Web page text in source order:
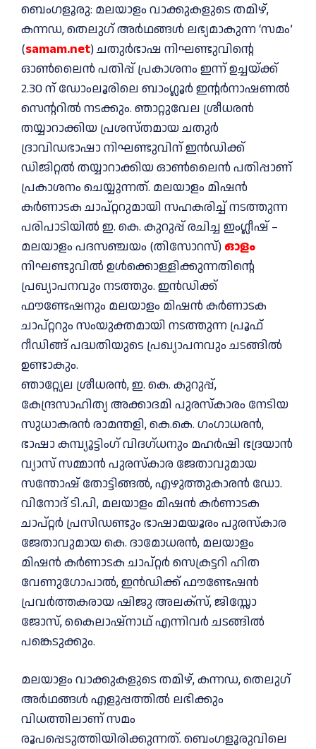
ബെംഗളൂരു: മലയാളം വാക്കുകളുടെ തമിഴ്,
കന്നഡ, തെലുഗ് അര്‍ഥങ്ങള്‍ ലഭ്യമാകുന്ന ‘സമം’
(samam.net) ചതുര്‍ഭാഷ നിഘണ്ടുവിന്റെ
ഓണ്‍ലൈന്‍ പതിപ്പ് പ്രകാശനം ഇന്ന് ഉച്ചയ്ക്ക്
2.30 ന് ഡോംലൂരിലെ ബാംഗ്ലൂര്‍ ഇന്റര്‍നാഷണല്‍
സെന്ററില്‍ നടക്കും. ഞാറ്റുവേല ശ്രീധരൻ
തയ്യാറാക്കിയ പ്രശസ്തമായ ചതുർ
ദ്രാവിഡഭാഷാ നിഘണ്ടുവിന് ഇന്‍ഡിക്ക്
ഡിജിറ്റല്‍ തയ്യാറാക്കിയ ഓൺലൈൻ പതിപ്പാണ്
പ്രകാശനം ചെയ്യുന്നത്. മലയാളം മിഷന്‍
കര്‍ണാടക ചാപ്റ്ററുമായി സഹകരിച്ച് നടത്തുന്ന
പരിപാടിയില്‍ ഇ. കെ. കുറുപ്പ് രചിച്ച ഇംഗ്ലീഷ് –
മലയാളം പദസഞ്ചയം (തിസോറസ്) ഓളം
നിഘണ്ടുവില്‍ ഉള്‍ക്കൊള്ളിക്കുന്നതിന്റെ
പ്രഖ്യാപനവും നടത്തും. ഇന്‍ഡിക്ക്
ഫൗണ്ടേഷനും മലയാളം മിഷന്‍ കര്‍ണാടക
ചാപ്റ്ററും സംയുക്തമായി നടത്തുന്ന പ്രൂഫ്
റീഡിങ്ങ് പദ്ധതിയുടെ പ്രഖ്യാപനവും ചടങ്ങില്‍
ഉണ്ടാകും.
ഞാറ്റ്യേല ശ്രീധരന്‍, ഇ. കെ. കുറുപ്പ്,
കേന്ദ്രസാഹിത്യ അക്കാദമി പുരസ്‌കാരം നേടിയ
സുധാകരന്‍ രാമന്തളി, കെ.കെ. ഗംഗാധരന്‍,
ഭാഷാ കമ്പ്യൂട്ടിംഗ് വിദഗ്ധനും മഹര്‍ഷി ഭദ്രയാന്‍
വ്യാസ് സമ്മാന്‍ പുരസ്‌കാര ജേതാവുമായ
സന്തോഷ് തോട്ടിങ്ങല്‍, എഴുത്തുകാരന്‍ ഡോ.
വിനോദ് ടി.പി, മലയാളം മിഷന്‍ കര്‍ണാടക
ചാപ്റ്റര്‍ പ്രസിഡണ്ടും ഭാഷാമയൂരം പുരസ്‌കാര
ജേതാവുമായ കെ. ദാമോധരന്‍, മലയാളം
മിഷന്‍ കര്‍ണാടക ചാപ്റ്റര്‍ സെക്രട്ടറി ഹിത
വേണുഗോപാല്‍, ഇന്‍ഡിക്ക് ഫൗണ്ടേഷന്‍
പ്രവര്‍ത്തകരായ ഷിജു അലക്‌സ്, ജിസ്സോ
ജോസ്, കൈലാഷ്‌നാഥ് എന്നിവര്‍ ചടങ്ങില്‍
പങ്കെടുക്കും.
മലയാളം വാക്കുകളുടെ തമിഴ്, കന്നഡ, തെലുഗ്
അര്‍ഥങ്ങള്‍ എളുപ്പത്തില്‍ ലഭിക്കും
വിധത്തിലാണ് സമം
രൂപപ്പെടുത്തിയിരിക്കുന്നത്. ബെംഗളൂരുവിലെ